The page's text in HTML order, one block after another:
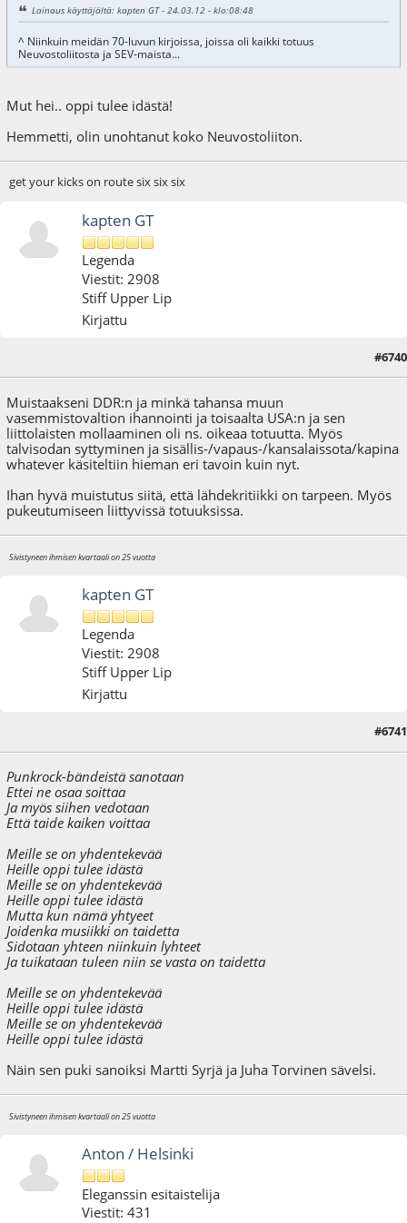
Lainaus käyttäjältä: kapten GT - 24.03.12 - klo:08:48
^ Niinkuin meidän 70-luvun kirjoissa, joissa oli kaikki totuus
Neuvostoliitosta ja SEV-maista...
Mut hei.. oppi tulee idästä!
Hemmetti, olin unohtanut koko Neuvostoliiton.
get your kicks on route six six six
kapten GT
Legenda
Viestit: 2908
Stiff Upper Lip
Kirjattu
#6740
Muistaakseni DDR:n ja minkä tahansa muun
vasemmistovaltion ihannointi ja toisaalta USA:n ja sen
liittolaisten mollaaminen oli ns. oikeaa totuutta. Myös
talvisodan syttyminen ja sisällis-/vapaus-/kansalaissota/kapina
whatever käsiteltiin hieman eri tavoin kuin nyt.
Ihan hyvä muistutus siitä, että lähdekritiikki on tarpeen. Myös
pukeutumiseen liittyvissä totuuksissa.
Sivistyneen ihmisen kvartaali on 25 vuotta
kapten GT
Legenda
Viestit: 2908
Stiff Upper Lip
Kirjattu
#6741
Punkrock-bändeistä sanotaan
Ettei ne osaa soittaa
Ja myös siihen vedotaan
Että taide kaiken voittaa
Meille se on yhdentekevää
Heille oppi tulee idästä
Meille se on yhdentekevää
Heille oppi tulee idästä
Mutta kun nämä yhtyeet
Joidenka musiikki on taidetta
Sidotaan yhteen niinkuin lyhteet
Ja tuikataan tuleen niin se vasta on taidetta
Meille se on yhdentekevää
Heille oppi tulee idästä
Meille se on yhdentekevää
Heille oppi tulee idästä
Näin sen puki sanoiksi Martti Syrjä ja Juha Torvinen sävelsi.
Sivistyneen ihmisen kvartaali on 25 vuotta
Anton / Helsinki
Eleganssin esitaistelija
Viestit: 431